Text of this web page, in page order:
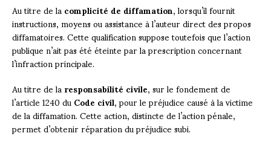
Au titre de lacomplicité de diffamation, lorsqu’il fournit
instructions, moyens ou assistance à l’auteur direct des propos
diffamatoires. Cette qualification suppose toutefois que l’action
publique n’ait pas été éteinte par la prescription concernant
l’infraction principale.
Au titre de laresponsabilité civile, sur le fondement de
l’article 1240 duCode civil, pour le préjudice causé à la victime
de la diffamation. Cette action, distincte de l’action pénale,
permet d’obtenir réparation du préjudice subi.